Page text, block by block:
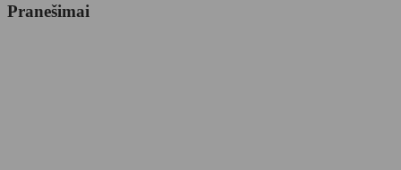
Pranešimai